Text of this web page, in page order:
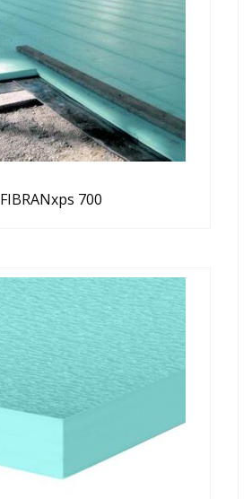
FIBRANxps 700